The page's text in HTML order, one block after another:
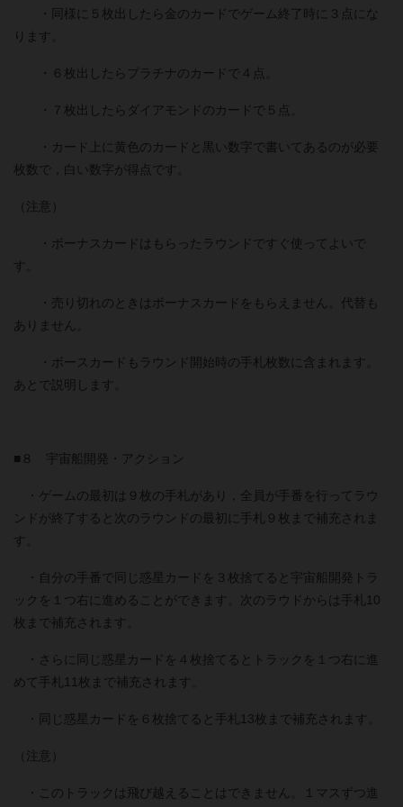
・同様に５枚出したら金のカードでゲーム終了時に３点にな
ります。
・６枚出したらプラチナのカードで４点。
・７枚出したらダイアモンドのカードで５点。
・カード上に黄色のカードと黒い数字で書いてあるのが必要
枚数で，白い数字が得点です。
（注意）
・ボーナスカードはもらったラウンドですぐ使ってよいで
す。
・売り切れのときはボーナスカードをもらえません。代替も
ありません。
・ボースカードもラウンド開始時の手札枚数に含まれます。
あとで説明します。
■８ 宇宙船開発・アクション
・ゲームの最初は９枚の手札があり，全員が手番を行ってラウ
ンドが終了すると次のラウンドの最初に手札９枚まで補充されま
す。
・自分の手番で同じ惑星カードを３枚捨てると宇宙船開発トラ
ックを１つ右に進めることができます。次のラウドからは手札10
枚まで補充されます。
・さらに同じ惑星カードを４枚捨てるとトラックを１つ右に進
めて手札11枚まで補充されます。
・同じ惑星カードを６枚捨てると手札13枚まで補充されます。
（注意）
・このトラックは飛び越えることはできません。１マスずつ進